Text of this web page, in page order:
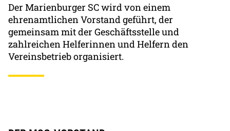
Der Marienburger SC wird von einem
ehrenamtlichen Vorstand geführt, der
gemeinsam mit der Geschäftsstelle und
zahlreichen Helferinnen und Helfern den
Vereinsbetrieb organisiert.